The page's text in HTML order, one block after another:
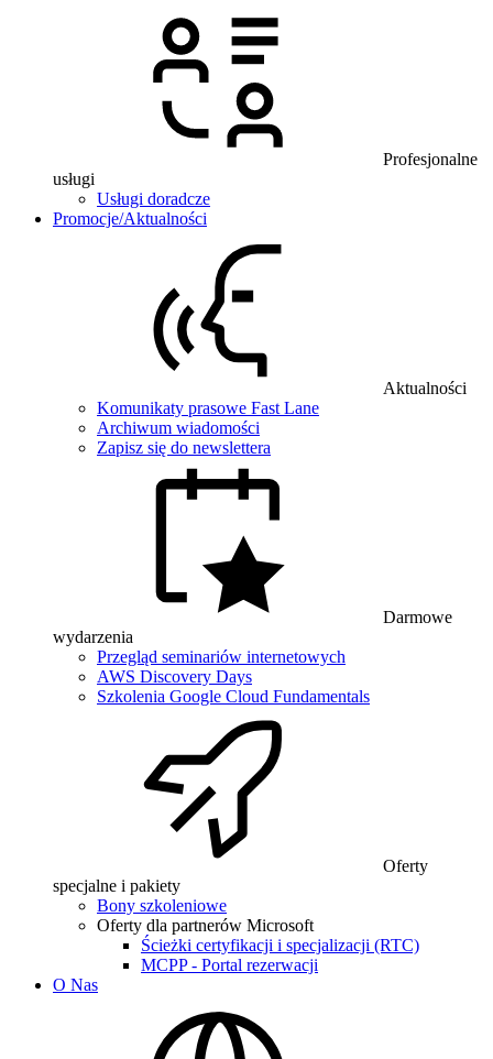
Profesjonalne
usługi
Usługi doradcze
Promocje/Aktualności
Aktualności
Komunikaty prasowe Fast Lane
Archiwum wiadomości
Zapisz się do newslettera
Darmowe
wydarzenia
Przegląd seminariów internetowych
AWS Discovery Days
Szkolenia Google Cloud Fundamentals
Oferty
specjalne i pakiety
Bony szkoleniowe
Oferty dla partnerów Microsoft
Ścieżki certyfikacji i specjalizacji (RTC)
MCPP - Portal rezerwacji
O Nas